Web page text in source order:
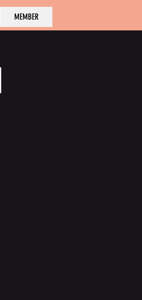
MEMBER